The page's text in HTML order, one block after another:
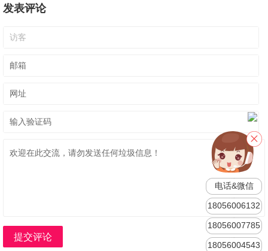
发表评论
提交评论
电话&微信
18056006132
18056007785
18056004543